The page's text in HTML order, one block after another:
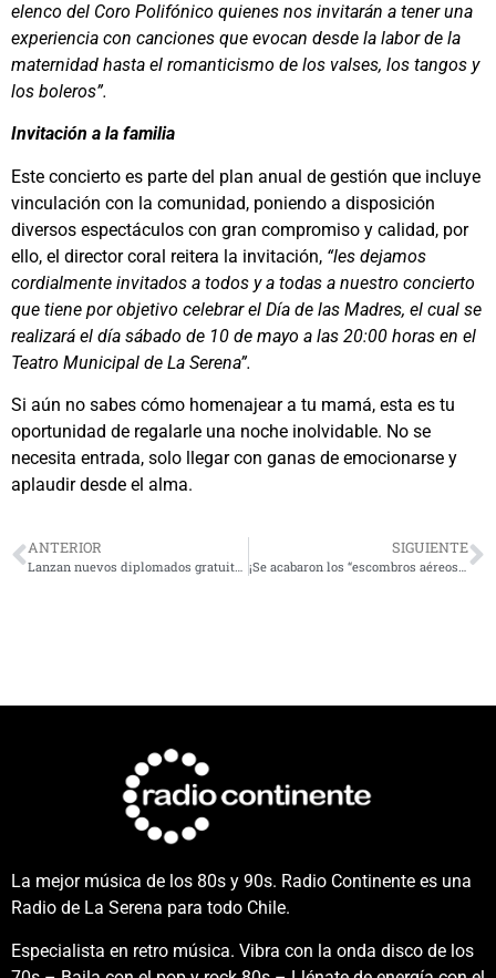
elenco del Coro Polifónico quienes nos invitarán a tener una
experiencia con canciones que evocan desde la labor de la
maternidad hasta el romanticismo de los valses, los tangos y
los boleros”.
Invitación a la familia
Este concierto es parte del plan anual de gestión que incluye
vinculación con la comunidad, poniendo a disposición
diversos espectáculos con gran compromiso y calidad, por
ello, el director coral reitera la invitación, “les dejamos
cordialmente invitados a todos y a todas a nuestro concierto
que tiene por objetivo celebrar el Día de las Madres, el cual se
realizará el día sábado de 10 de mayo a las 20:00 horas en el
Teatro Municipal de La Serena”.
Si aún no sabes cómo homenajear a tu mamá, esta es tu
oportunidad de regalarle una noche inolvidable. No se
necesita entrada, solo llegar con ganas de emocionarse y
aplaudir desde el alma.
ANTERIOR SIGUIENTE
La mejor música de los 80s y 90s. Radio Continente es una
Radio de La Serena para todo Chile.
Especialista en retro música. Vibra con la onda disco de los